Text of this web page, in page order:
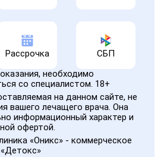
необходимо
со специалистом. 18+
на данном сайте, не
вашего лечащего врача. Она
информационный характер и
офертой.
«Оникс» - коммерческое
Рассрочка СБП